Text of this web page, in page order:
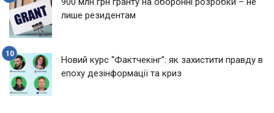
лише резидентам
Новий курс “Фактчекінг”: як захистити правду в
епоху дезінформації та криз